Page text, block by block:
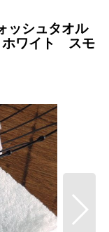
ッシュタオル
ワイト スモ